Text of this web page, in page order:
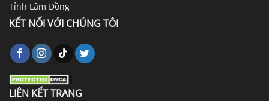
Tỉnh Lâm Đồng
KẾT NỐI VỚI CHÚNG TÔI
LIÊN KẾT TRANG